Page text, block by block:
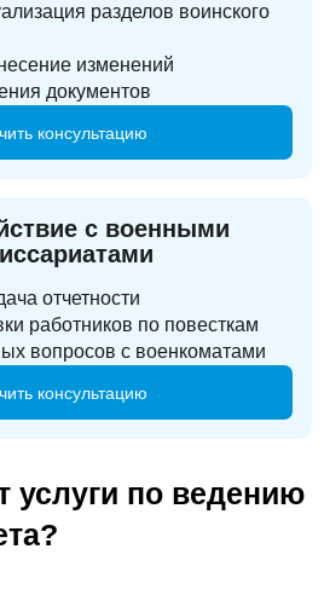
разделов воинского
изменений
документов
консультацию
с военными
отчетности
работников по повесткам
вопросов с военкоматами
консультацию
услуги по ведению